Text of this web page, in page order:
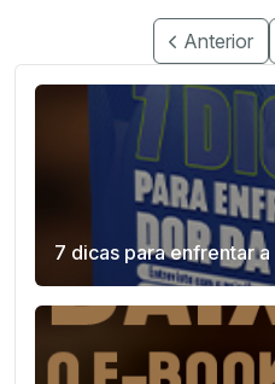
Anterior
7 dicas para enfrentar